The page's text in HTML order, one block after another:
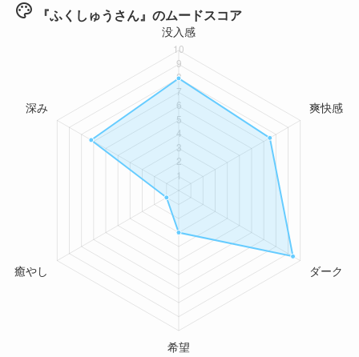
palette 『ふくしゅうさん』のムードスコア